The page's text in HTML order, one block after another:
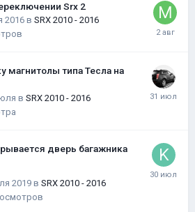
Srx 2
2016 в SRX 2010 - 2016
магнитолы типа Тесла на
в SRX 2010 - 2016
дверь багажника
2019 в SRX 2010 - 2016